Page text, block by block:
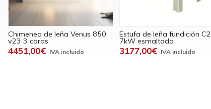
Chimenea de leña Venus 850
v23 3 caras
4451,00€
Estufa de leña fundición C2
7kW esmaltada
3177,00€